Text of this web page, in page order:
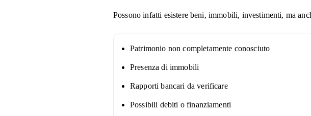
Possono infatti esistere beni, immobili, investimenti, ma
Patrimonio non completamente conosciuto
Presenza di immobili
Rapporti bancari da verificare
Possibili debiti o finanziamenti